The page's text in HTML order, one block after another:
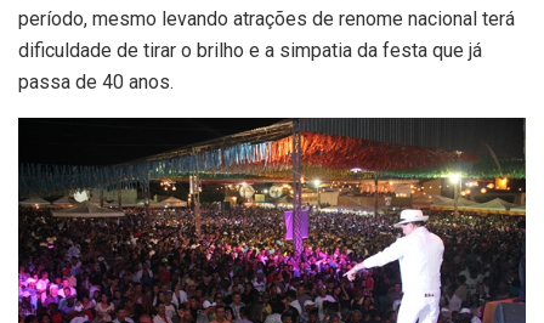
período, mesmo levando atrações de renome nacional terá
dificuldade de tirar o brilho e a simpatia da festa que já
passa de 40 anos.